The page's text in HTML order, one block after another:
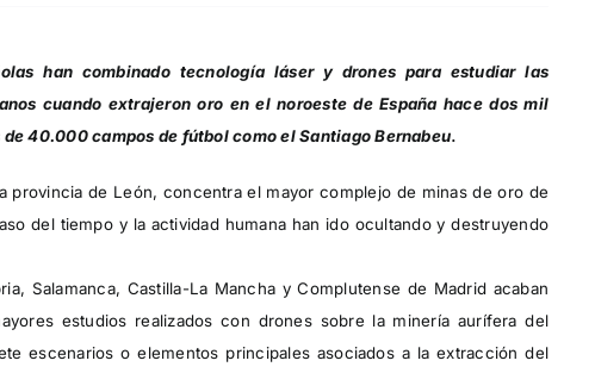
han combinado tecnología láser y drones para estudiar las
cuando extrajeron oro en el noroeste de España hace dos mil
40.000 campos de fútbol como el Santiago Bernabeu.
provincia de León, concentra el mayor complejo de minas de oro de
del tiempo y la actividad humana han ido ocultando y destruyendo
Salamanca, Castilla-La Mancha y Complutense de Madrid acaban
estudios realizados con drones sobre la minería aurífera del
escenarios o elementos principales asociados a la extracción del